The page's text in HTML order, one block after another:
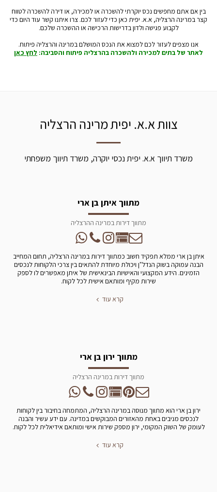
בין אם אתם מחפשים נכס יוקרתי להשכרה או למכירה, או דירה להשכרה לטווח
קצר במרינה הרצליה, א.א. יפית כאן כדי לעזור לכם. צרו איתנו קשר עוד היום כדי
לקבוע פגישה ולדון בדרישות הרכישה או ההשכרה שלכם.
אנו מצפים לעזור לכם למצוא את הנכס המושלם במרינה והרצליה פיתוח.
לאתר של בתים למכירה ולהשכרה בהרצליה פיתוח והסביבה:לחץ כאן
צוות א.א. יפית מרינה הרצליה
משרד תיווך א.א. יפית נכסי יוקרה, משרד תיווך משפחתי
מתווך איתן בן ארי
מתווך דירות במרינה ההרצליה
איתן בן ארי ממלא תפקיד חשוב כמתווך דירות במרינה הרצליה, תחום המחייב
הבנה עמוקה בשוק הנדל"ן ויכולת מיוחדת להתאים בין צרכי הלקוחות לנכסים
הזמינים. הידע המקצועי והאישיות הבינאישית של איתן מאפשרים לו לספק
שירות מקיף ומותאם אישית לכל לקוח.
קרא עוד
מתווך ירון בן ארי
מתווך דירות במרינה הרצליה
ירון בן ארי הוא מתווך מנוסה במרינה הרצליה, המתמחה בחיבור בין לקוחות
לנכסים מניבים באחת מהאזורים המבוקשים במדינה. עם ידע עשיר והבנה
לעומק של השוק המקומי, ירון מספק שירות אישי ומותאם אידיאלית לכל לקוח.
קרא עוד